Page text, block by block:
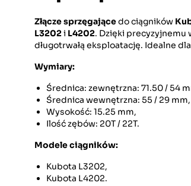
Złącze sprzęgającedo ciągników
L3202i L4202. Dzięki precyzyjnemu
długotrwałą eksploatację. Idealne
Wymiary:
Średnica: zewnętrzna: 71.50 / 54
Średnica wewnętrzna: 55 / 29 mm,
Wysokość: 15.25 mm,
Ilość zębów: 20T / 22T.
Modele ciągników:
Kubota L3202,
Kubota L4202.